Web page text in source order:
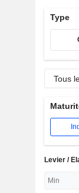
Type
Tous
Levier /